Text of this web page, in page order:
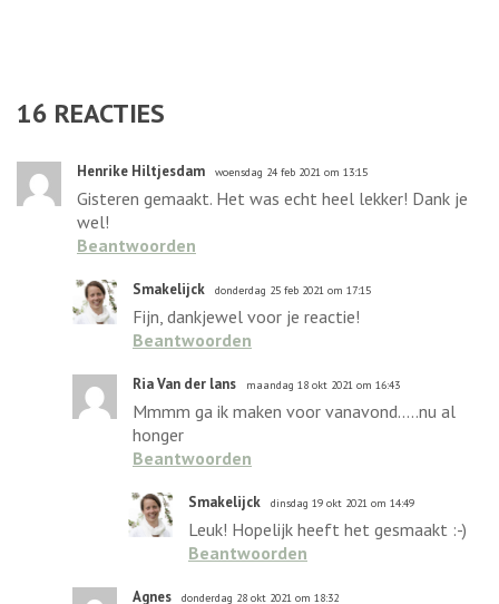
16 REACTIES
Henrike Hiltjesdam woensdag 24 feb 2021 om 13:15
Gisteren gemaakt. Het was echt heel lekker! Dank je
wel!
Beantwoorden
Smakelijck donderdag 25 feb 2021 om 17:15
Fijn, dankjewel voor je reactie!
Beantwoorden
Ria Van der lans maandag 18 okt 2021 om 16:43
Mmmm ga ik maken voor vanavond.....nu al
honger
Beantwoorden
Smakelijck dinsdag 19 okt 2021 om 14:49
Leuk! Hopelijk heeft het gesmaakt :-)
Beantwoorden
Agnes donderdag 28 okt 2021 om 18:32